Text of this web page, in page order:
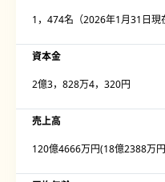
1，474名（2026年1月31日現
資本金
2億3，828万4，320円
売上高
120億4666万円(18億2388万